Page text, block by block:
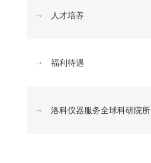
人才培养
福利待遇
洛科仪器服务全球科研院所